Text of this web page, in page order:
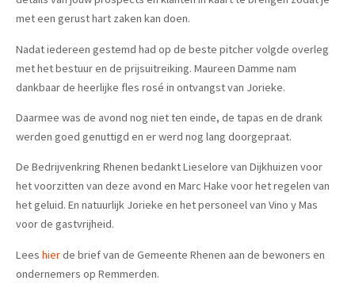
met een gerust hart zaken kan doen.
Nadat iedereen gestemd had op de beste pitcher volgde overleg
met het bestuur en de prijsuitreiking. Maureen Damme nam
dankbaar de heerlijke fles rosé in ontvangst van Jorieke.
Daarmee was de avond nog niet ten einde, de tapas en de drank
werden goed genuttigd en er werd nog lang doorgepraat.
De Bedrijvenkring Rhenen bedankt Lieselore van Dijkhuizen voor
het voorzitten van deze avond en Marc Hake voor het regelen van
het geluid. En natuurlijk Jorieke en het personeel van Vino y Mas
voor de gastvrijheid.
Lees hierde brief van de Gemeente Rhenen aan de bewoners en
ondernemers op Remmerden.